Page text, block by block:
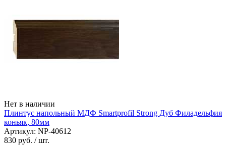
Нет в наличии
Плинтус напольный МДФ Smartprofil Strong Дуб Филадельфия
коньяк, 80мм
Артикул: NP-40612
830 руб. / шт.